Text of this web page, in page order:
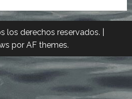
los derechos reservados.
por AF themes.